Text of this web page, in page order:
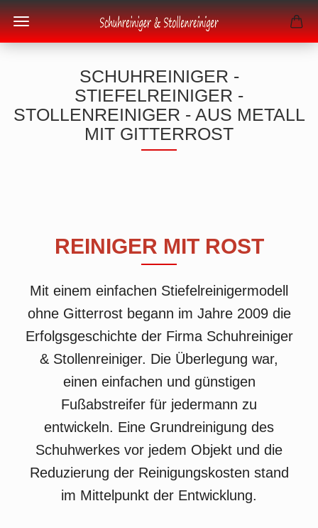
SCHUHREINIGER -
STIEFELREINIGER -
STOLLENREINIGER - AUS METALL
MIT GITTERROST
REINIGER MIT ROST
Mit einem einfachen Stiefelreinigermodell
ohne Gitterrost begann im Jahre 2009 die
Erfolgsgeschichte der Firma Schuhreiniger
& Stollenreiniger. Die Überlegung war,
einen einfachen und günstigen
Fußabstreifer für jedermann zu
entwickeln. Eine Grundreinigung des
Schuhwerkes vor jedem Objekt und die
Reduzierung der Reinigungskosten stand
im Mittelpunkt der Entwicklung.